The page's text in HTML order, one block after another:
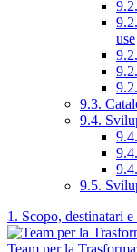
use
9.3.
9.4.
9.5.
1. Scopo, destinatari
Team per la